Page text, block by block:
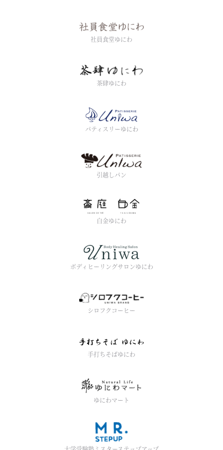
社員食堂ゆにわ
茶肆ゆにわ
パティスリーゆにわ
引越しパン
白金ゆにわ
ボディヒーリングサロンゆにわ
シロフクコーヒー
手打ちそばゆにわ
ゆにわマート